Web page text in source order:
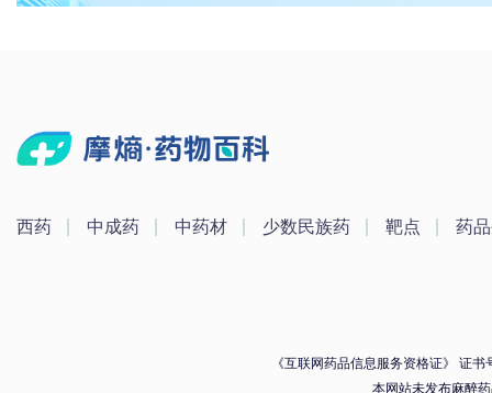
西药 中成药 中药材 少数民族药 靶点 药
《互联网药品信息服务资格证》 证书
本网站未发布麻醉